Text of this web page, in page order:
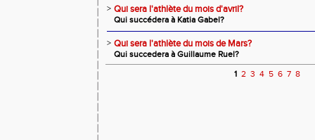
> Qui sera l'athlète du mois d'avril?
Qui succédera à Katia Gabel?
> Qui sera l'athlète du mois de Mars?
Qui succedera à Guillaume Ruel?
1 2 3 4 5 6 7 8